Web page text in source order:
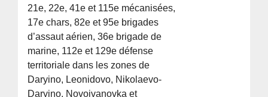
21e, 22e, 41e et 115e mécanisées,
17e chars, 82e et 95e brigades
d’assaut aérien, 36e brigade de
marine, 112e et 129e défense
territoriale dans les zones de
Daryino, Leonidovo, Nikolaevo-
Daryino, Novoivanovka et